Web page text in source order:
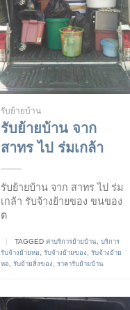
รับย้ายบ้าน
รับย้ายบ้าน จาก
สาทร ไป ร่มเกล้า
รับย้ายบ้าน จาก สาทร ไป ร่ม
เกล้า รับจ้างย้ายของ ขนของ
ต
| TAGGEDค่าบริการย้ายบ้าน,บริการ
รับจ้างย้ายหอ,รับจ้างย้ายของ,รับจ้างย้าย
หอ,รับย้ายสิ่งของ,ราคารับย้ายบ้าน